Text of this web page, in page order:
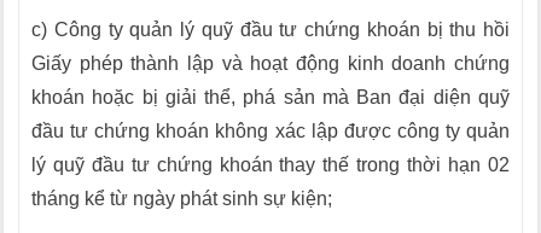
c) Công ty quản lý quỹ đầu tư chứng khoán bị thu hồi
Giấy phép thành lập và hoạt động kinh doanh chứng
khoán hoặc bị giải thể, phá sản mà Ban đại diện quỹ
đầu tư chứng khoán không xác lập được công ty quản
lý quỹ đầu tư chứng khoán thay thế trong thời hạn 02
tháng kể từ ngày phát sinh sự kiện;